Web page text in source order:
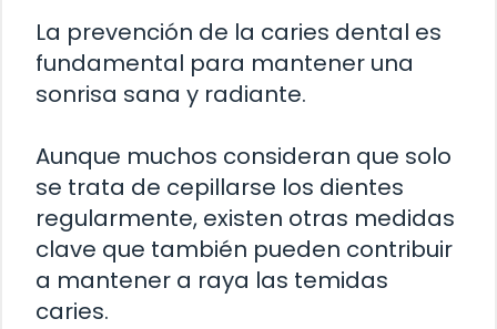
La prevención de la caries dental es
fundamental para mantener una
sonrisa sana y radiante.
Aunque muchos consideran que solo
se trata de cepillarse los dientes
regularmente, existen otras medidas
clave que también pueden contribuir
a mantener a raya las temidas
caries.